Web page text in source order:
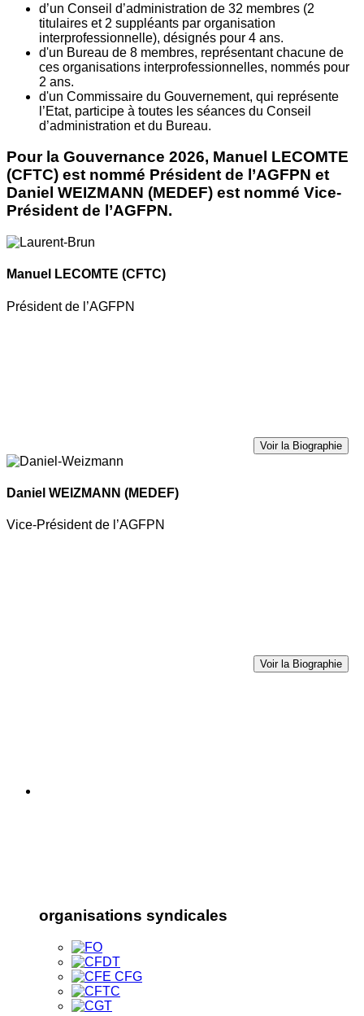
d’un Conseil d’administration de 32 membres (2
titulaires et 2 suppléants par organisation
interprofessionnelle), désignés pour 4 ans.
d'un Bureau de 8 membres, représentant chacune de
ces organisations interprofessionnelles, nommés pour
2 ans.
d'un Commissaire du Gouvernement, qui représente
l’Etat, participe à toutes les séances du Conseil
d’administration et du Bureau.
Pour la Gouvernance 2026, Manuel LECOMTE
(CFTC) est nommé Président de l’AGFPN et
Daniel WEIZMANN (MEDEF) est nommé Vice-
Président de l’AGFPN.
Manuel LECOMTE (CFTC)
Président de l’AGFPN
Voir la Biographie
Daniel WEIZMANN (MEDEF)
Vice-Président de l’AGFPN
Voir la Biographie
organisations syndicales